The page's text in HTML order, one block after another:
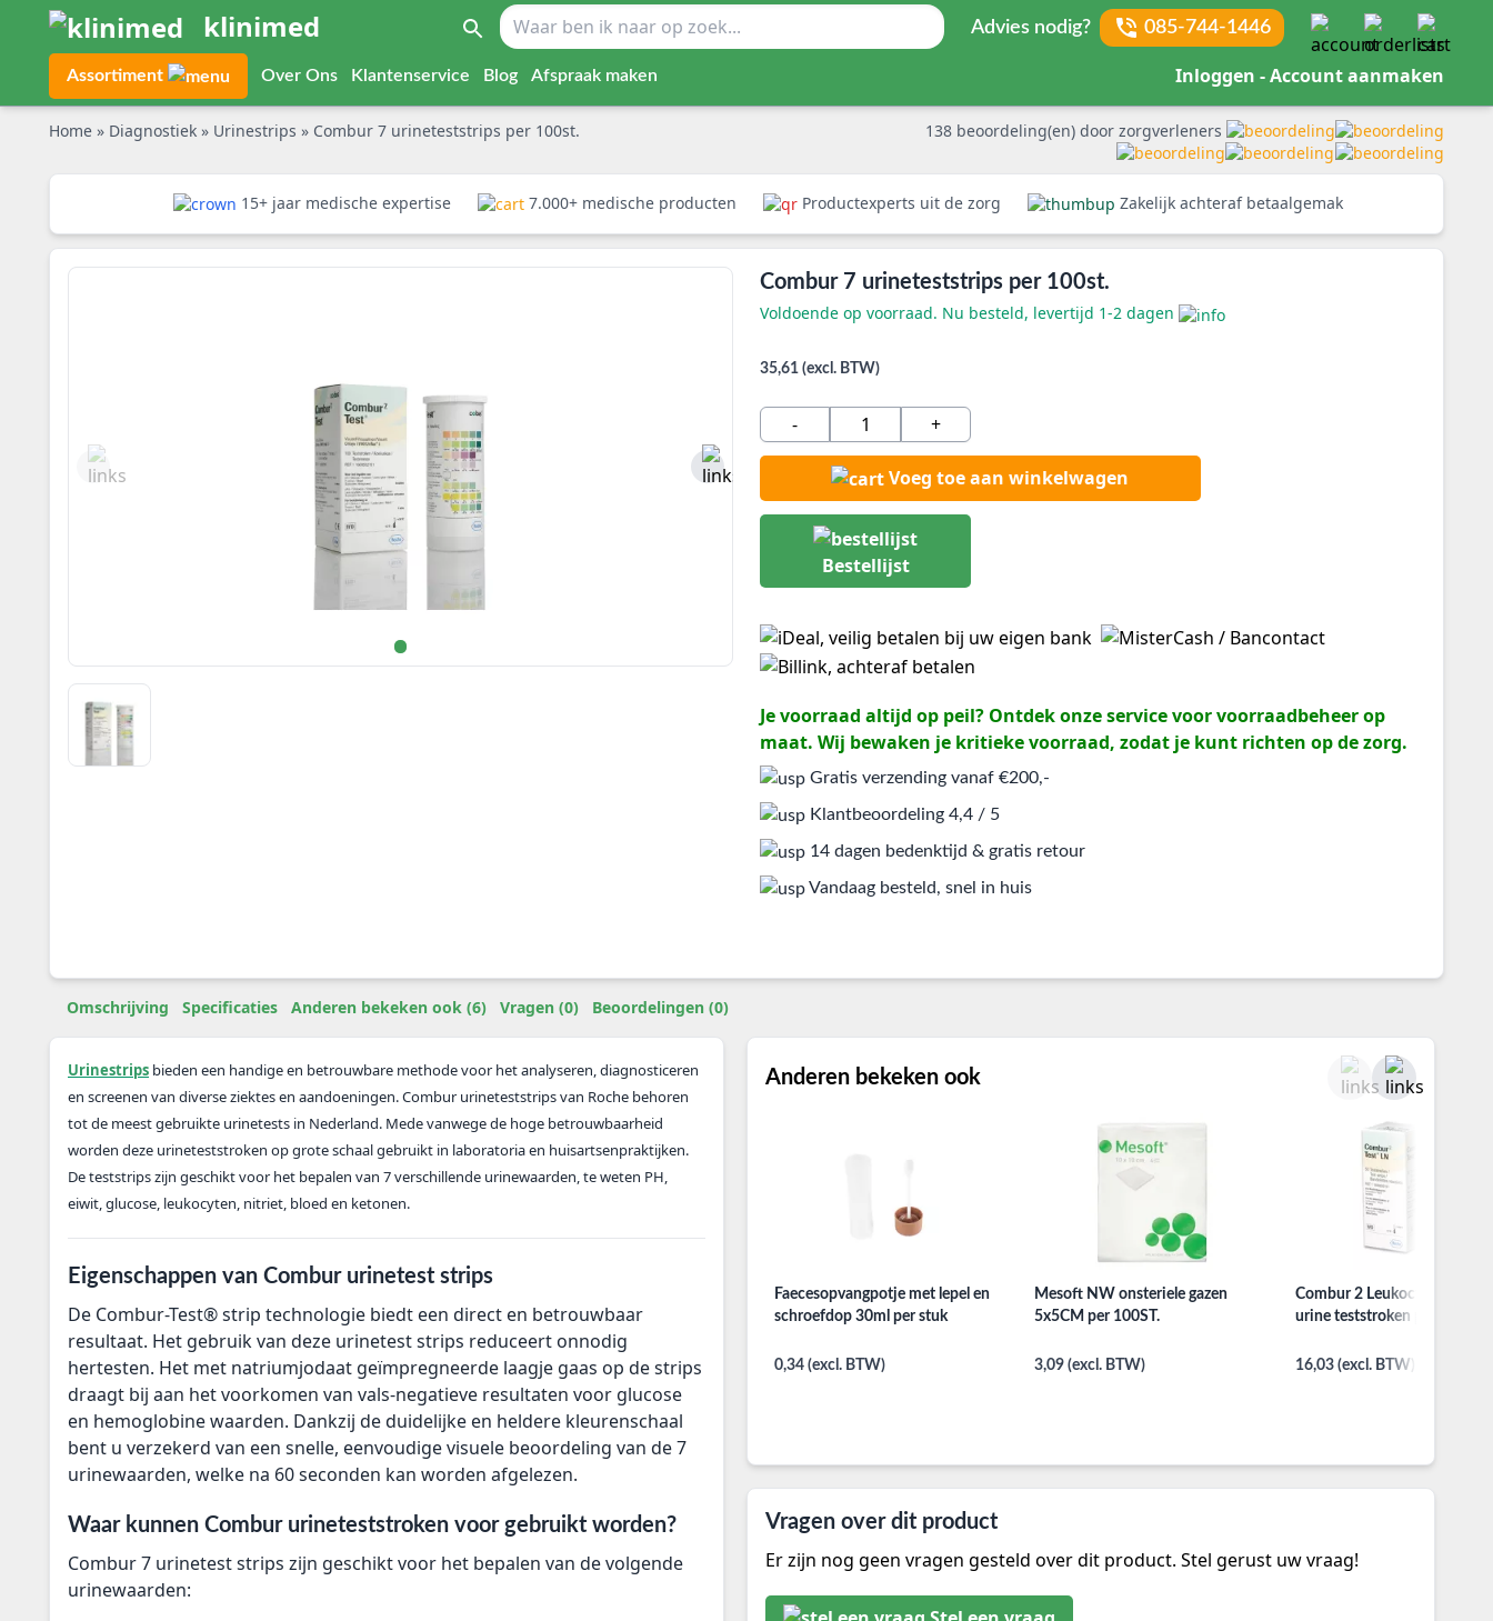
klinimed Advies nodig? 085-744-1446
Assortiment Over Ons Klantenservice Blog Afspraak maken Inloggen - Account aanmaken
Home » Diagnostiek » Urinestrips » Combur 7 urineteststrips per 100st. 138 beoordeling(en) door zorgverleners
15+ jaar medische expertise 7.000+ medische producten Productexperts uit de zorg Zakelijk achteraf betaalgemak
Combur 7 urineteststrips per 100st.
Voldoende op voorraad. Nu besteld, levertijd 1-2 dagen
35,61 (excl. BTW)
- +
Voeg toe aan winkelwagen
Bestellijst
Je voorraad altijd op peil? Ontdek onze service voor voorraadbeheer op
maat. Wij bewaken je kritieke voorraad, zodat je kunt richten op de zorg.
Gratis verzending vanaf €200,-
Klantbeoordeling 4,4 / 5
14 dagen bedenktijd & gratis retour
Vandaag besteld, snel in huis
Omschrijving Specificaties Anderen bekeken ook (6) Vragen (0) Beoordelingen (0)
Urinestrips bieden een handige en betrouwbare methode voor het analyseren, diagnosticeren
en screenen van diverse ziektes en aandoeningen. Combur urineteststrips van Roche behoren
tot de meest gebruikte urinetests in Nederland. Mede vanwege de hoge betrouwbaarheid
worden deze urineteststroken op grote schaal gebruikt in laboratoria en huisartsenpraktijken.
De teststrips zijn geschikt voor het bepalen van 7 verschillende urinewaarden, te weten PH,
eiwit, glucose, leukocyten, nitriet, bloed en ketonen.
Eigenschappen van Combur urinetest strips
De Combur-Test® strip technologie biedt een direct en betrouwbaar
resultaat. Het gebruik van deze urinetest strips reduceert onnodig
hertesten. Het met natriumjodaat geïmpregneerde laagje gaas op de strips
draagt bij aan het voorkomen van vals-negatieve resultaten voor glucose
en hemoglobine waarden. Dankzij de duidelijke en heldere kleurenschaal
bent u verzekerd van een snelle, eenvoudige visuele beoordeling van de 7
urinewaarden, welke na 60 seconden kan worden afgelezen.
Waar kunnen Combur urineteststroken voor gebruikt worden?
Combur 7 urinetest strips zijn geschikt voor het bepalen van de volgende
urinewaarden:
Anderen bekeken ook
Faecesopvangpotje met lepel en
schroefdop 30ml per stuk
0,34 (excl. BTW)
Mesoft NW onsteriele gazen
5x5CM per 100ST.
3,09 (excl. BTW)
Combur 2 Leukocyten Nitriet
urine teststroken per 50st.
16,03 (excl. BTW)
Vragen over dit product
Er zijn nog geen vragen gesteld over dit product. Stel gerust uw vraag!